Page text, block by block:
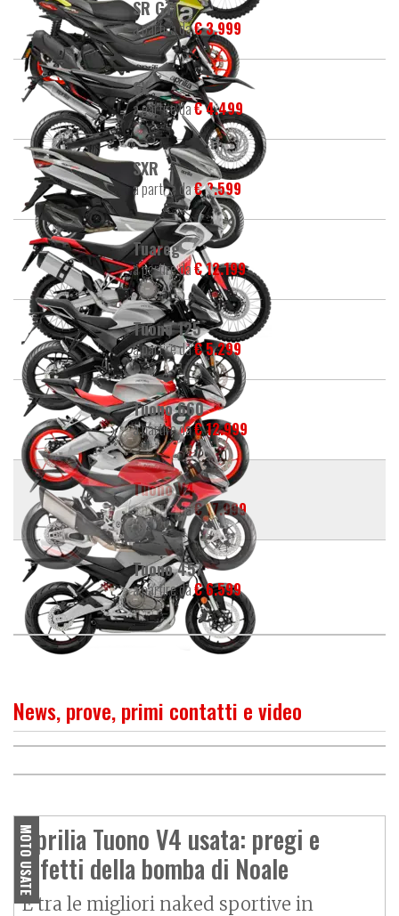
SR GT
a partire da€ 3.999
SX
a partire da€ 4.499
SXR
a partire da€ 2.599
Tuareg
a partire da€ 12.199
Tuono 125
a partire da€ 5.299
Tuono 660
a partire da€ 12.999
Tuono V4
a partire da€ 17.999
Tuono 457
a partire da€ 6.599
News, prove, primi contatti e video
PROVAAprilia Tuono V4 1100
Factory: una superbike più
comoda
OAprilia Tuono V4 1100
Factory - La superbike è
meglio "nuda"
MOTO USATE
Aprilia Tuono V4 usata: pregi e
difetti della bomba di Noale
È tra le migliori naked sportive in